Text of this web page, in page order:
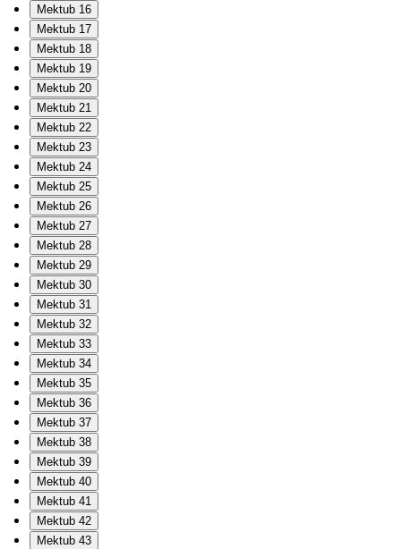
Mektub 16
Mektub 17
Mektub 18
Mektub 19
Mektub 20
Mektub 21
Mektub 22
Mektub 23
Mektub 24
Mektub 25
Mektub 26
Mektub 27
Mektub 28
Mektub 29
Mektub 30
Mektub 31
Mektub 32
Mektub 33
Mektub 34
Mektub 35
Mektub 36
Mektub 37
Mektub 38
Mektub 39
Mektub 40
Mektub 41
Mektub 42
Mektub 43